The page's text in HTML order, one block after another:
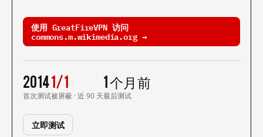
使用 GreatFireVPN 访问
commons.m.wikimedia.org →
2014
首次测试
1/1
被屏蔽 · 近 90 天
1 个月前
最后测试
立即测试